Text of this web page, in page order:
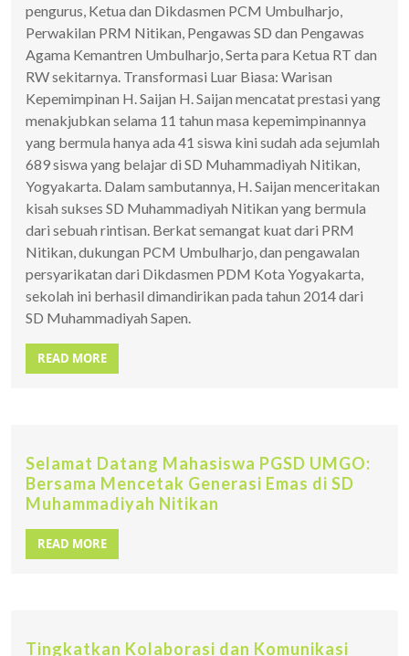
pengurus, Ketua dan Dikdasmen PCM Umbulharjo,
Perwakilan PRM Nitikan, Pengawas SD dan Pengawas
Agama Kemantren Umbulharjo, Serta para Ketua RT dan
RW sekitarnya. Transformasi Luar Biasa: Warisan
Kepemimpinan H. Saijan H. Saijan mencatat prestasi yang
menakjubkan selama 11 tahun masa kepemimpinannya
yang bermula hanya ada 41 siswa kini sudah ada sejumlah
689 siswa yang belajar di SD Muhammadiyah Nitikan,
Yogyakarta. Dalam sambutannya, H. Saijan menceritakan
kisah sukses SD Muhammadiyah Nitikan yang bermula
dari sebuah rintisan. Berkat semangat kuat dari PRM
Nitikan, dukungan PCM Umbulharjo, dan pengawalan
persyarikatan dari Dikdasmen PDM Kota Yogyakarta,
sekolah ini berhasil dimandirikan pada tahun 2014 dari
SD Muhammadiyah Sapen.
READ MORE
Selamat Datang Mahasiswa PGSD UMGO:
Bersama Mencetak Generasi Emas di SD
Muhammadiyah Nitikan
READ MORE
Tingkatkan Kolaborasi dan Komunikasi